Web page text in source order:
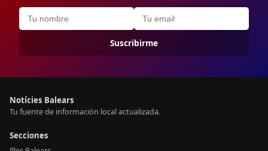
Suscribirme
Notícies Balears
Tu fuente de información local actualizada.
Secciones